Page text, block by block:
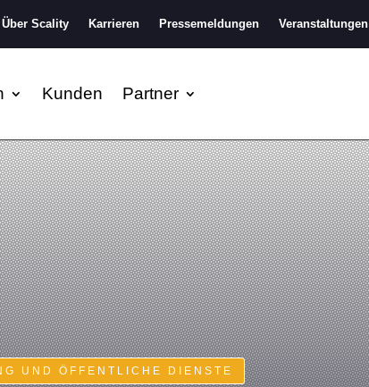
Über Scality Karrieren Pressemeldungen Veranstaltungen
Kunden Partner
UND ÖFFENTLICHE DIENSTE